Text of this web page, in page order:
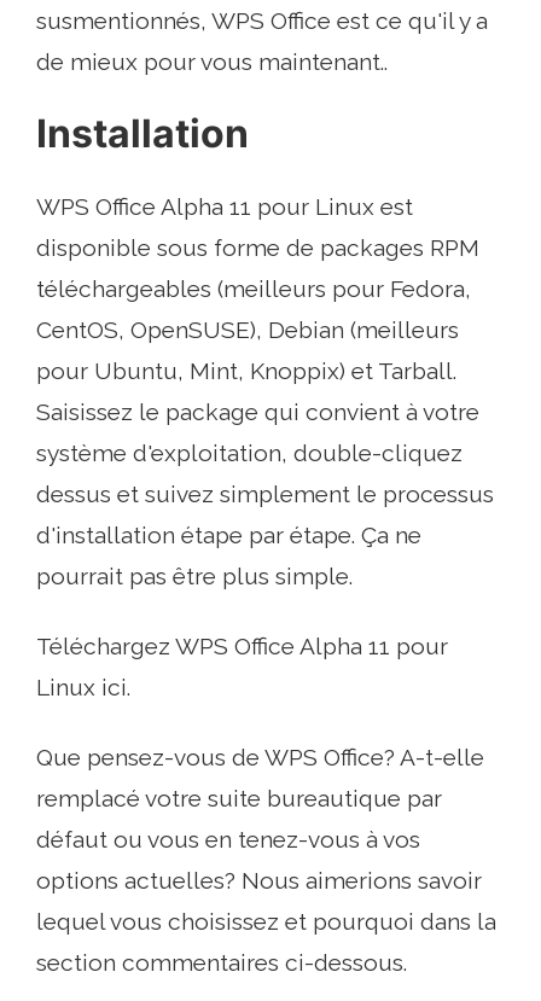
susmentionnés, WPS Office est ce qu'il y a
de mieux pour vous maintenant..
Installation
WPS Office Alpha 11 pour Linux est
disponible sous forme de packages RPM
téléchargeables (meilleurs pour Fedora,
CentOS, OpenSUSE), Debian (meilleurs
pour Ubuntu, Mint, Knoppix) et Tarball.
Saisissez le package qui convient à votre
système d'exploitation, double-cliquez
dessus et suivez simplement le processus
d'installation étape par étape. Ça ne
pourrait pas être plus simple.
Téléchargez WPS Office Alpha 11 pour
Linux ici.
Que pensez-vous de WPS Office? A-t-elle
remplacé votre suite bureautique par
défaut ou vous en tenez-vous à vos
options actuelles? Nous aimerions savoir
lequel vous choisissez et pourquoi dans la
section commentaires ci-dessous.